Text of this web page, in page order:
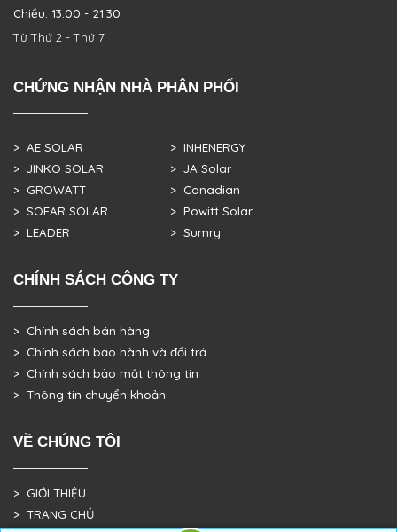
Chiều: 13:00 - 21:30
Từ Thứ 2 - Thứ 7
CHỨNG NHẬN NHÀ PHÂN PHỐI
> AE SOLAR
> JINKO SOLAR
> GROWATT
> SOFAR SOLAR
> LEADER
> INHENERGY
> JA Solar
> Canadian
> Powitt Solar
> Sumry
CHÍNH SÁCH CÔNG TY
> Chính sách bán hàng
> Chính sách bảo hành và đổi trả
> Chính sách bảo mật thông tin
> Thông tin chuyển khoản
VỀ CHÚNG TÔI
> GIỚI THIỆU
> TRANG CHỦ